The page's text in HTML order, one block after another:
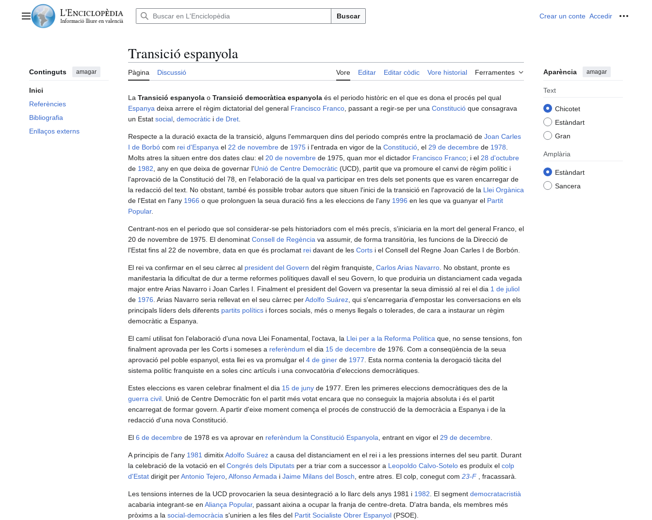
contingutMenú principal Buscar Crear un conte Accedir
Continguts amagar
Inici
Referències
Bibliografia
Enllaços externs
Transició espanyola
Pàgina Discussió Vore Editar Editar còdic Vore historial Ferramentes Aparència amagar
Text
Chicotet
Estàndart
Gran
Amplària
Estàndart
Sancera
La Transició espanyola o Transició democràtica espanyola és el periodo històric en el que es dona el procés pel qual
Espanya deixa arrere el règim dictatorial del general Francisco Franco , passant a regir-se per una Constitució que consagrava
un Estat social democràtic i de Dret
Respecte a la duració exacta de la transició, alguns l'emmarquen dins del periodo comprés entre la proclamació de Joan Carles
I de Borbó com rei d'Espanya el 22 de novembre de 1975 i l'entrada en vigor de la Constitució , el 29 de decembre de 1978
Molts atres la situen entre dos dates clau: el 20 de novembre de 1975, quan mor el dictador Francisco Franco; i el 28 d'octubre
de 1982 , any en que deixa de governar l'Unió de Centre Democràtic (UCD), partit que va promoure el canvi de règim polític i
l'aprovació de la Constitució del 78, en l'elaboració de la qual va participar en tres dels set ponents que es varen encarregar de
la redacció del text. No obstant, també és possible trobar autors que situen l'inici de la transició en l'aprovació de la Llei Orgànica
de l'Estat en l'any 1966 o que prolonguen la seua duració fins a les eleccions de l'any 1996 en les que va guanyar el Partit
Popular.
Centrant-nos en el periodo que sol considerar-se pels historiadors com el més precís, s'iniciaria en la mort del general Franco, el
20 de novembre de 1975. El denominat Consell de Regència va assumir, de forma transitòria, les funcions de la Direcció de
l'Estat fins al 22 de novembre, data en que és proclamat rei davant de les Corts i el Consell del Regne Joan Carles I de Borbón.
El rei va confirmar en el seu càrrec al president del Govern del règim franquiste, Carlos Arias Navarro . No obstant, pronte es
manifestaria la dificultat de dur a terme reformes polítiques davall el seu Govern, lo que produiria un distanciament cada vegada
major entre Arias Navarro i Joan Carles I. Finalment el president del Govern va presentar la seua dimissió al rei el dia 1 de juliol
de 1976 . Arias Navarro seria rellevat en el seu càrrec perAdolfo Suárez , qui s'encarregaria d'empostar les conversacions en els
principals líders dels diferents partits polítics i forces socials, més o menys llegals o tolerades, de cara a instaurar un règim
democràtic a Espanya.
El camí utilisat fon l'elaboració d'una nova Llei Fonamental, l'octava, la Llei per a la Reforma Política que, no sense tensions, fon
finalment aprovada per les Corts i someses a referèndum el dia 15 de decembre de 1976. Com a conseqüència de la seua
aprovació pel poble espanyol, esta llei es va promulgar el 4 de giner de 1977 . Esta norma contenia la derogació tàcita del
sistema polític franquiste en a soles cinc artículs i una convocatòria d'eleccions democràtiques.
Estes eleccions es varen celebrar finalment el dia 15 de juny de 1977. Eren les primeres eleccions democràtiques des de la
guerra civil . Unió de Centre Democràtic fon el partit més votat encara que no conseguix la majoria absoluta i és el partit
encarregat de formar govern. A partir d'eixe moment comença el procés de construcció de la democràcia a Espanya i de la
redacció d'una nova Constitució.
El 6 de decembre de 1978 es va aprovar en referèndum la Constitució Espanyola , entrant en vigor el 29 de decembre
A principis de l'any 1981 dimitixAdolfo Suárez a causa del distanciament en el rei i a les pressions internes del seu partit. Durant
la celebració de la votació en el Congrés dels Diputats per a triar com a successor a Leopoldo Calvo-Sotelo es produïx el colp
d'Estat dirigit perAntonio Tejero Alfonso Armada i Jaime Milans del Bosch , entre atres. El colp, conegut com 23-F , fracassarà.
Les tensions internes de la UCD provocarien la seua desintegració a lo llarc dels anys 1981 i 1982 . El segment democratacristià
acabaria integrant-se en Aliança Popular, passant aixina a ocupar la franja de centre-dreta. D'atra banda, els membres més
pròxims a la social-democràcia s'unirien a les files del Partit Socialiste Obrer Espanyol (PSOE).